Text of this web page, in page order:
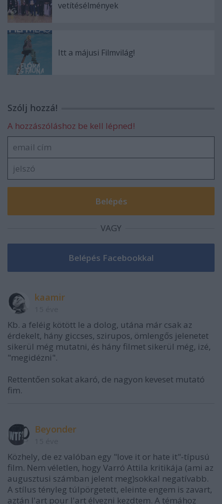
vetítésélmények
Itt a májusi Filmvilág!
Szólj hozzá!
A hozzászóláshoz be kell lépned!
VAGY
kaamir
Kb. a feléig kötött le a dolog, utána már csak az
érdekelt, hány giccses, szirupos, ömlengős jelenetet
sikerül még mutatni, és hány filmet sikerül még, izé,
"megidézni".
Rettentően sokat akaró, de nagyon keveset mutató
fim.
Beyonder
Közhely, de ez valóban egy "love it or hate it"-típusú
film. Nem véletlen, hogy Varró Attila kritikája (ami az
augusztusi számban jelent meg)sokkal negatívabb.
A stílus tényleg túlpörgetett, eleinte engem is zavart,
aztán l'art pour l'art élvezni kezdtem. A témához